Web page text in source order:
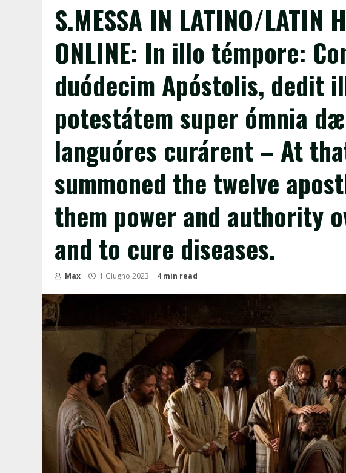
S.MESSA IN LATINO/LATIN
ONLINE: In illo témpore:
duódecim Apóstolis, dedit
potestátem super ómnia
languóres curárent – At
summoned the twelve
them power and authority
and to cure diseases.
Max 1 Giugno 2023 4 min read